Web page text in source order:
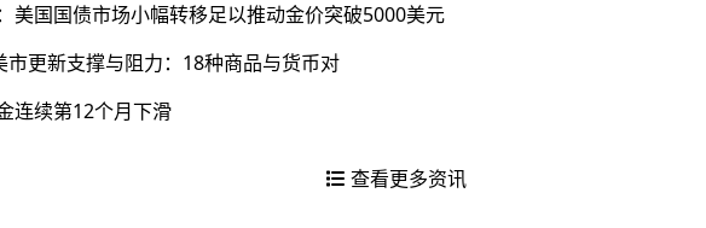
美国国债市场小幅转移足以推动金价突破5000美元
市更新支撑与阻力：18种商品与货币对
连续第12个月下滑
查看更多资讯